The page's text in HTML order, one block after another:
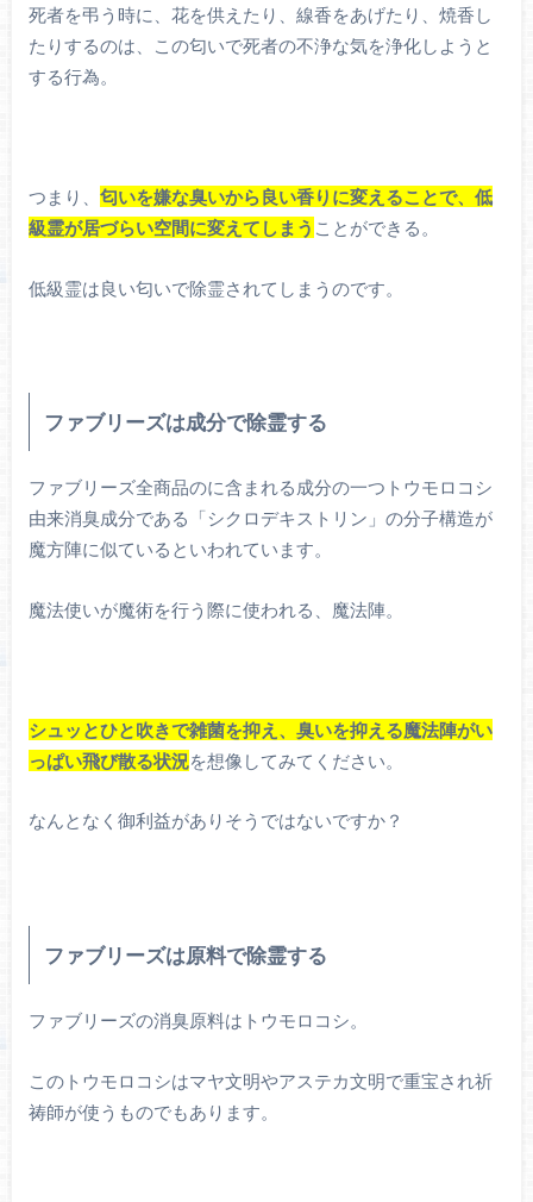
死者を弔う時に、花を供えたり、線香をあげたり、焼香し
たりするのは、この匂いで死者の不浄な気を浄化しようと
する行為。
つまり、 匂いを嫌な臭いから良い香りに変えることで、低
級霊が居づらい空間に変えてしまう ことができる。
低級霊は良い匂いで除霊されてしまうのです。
ファブリーズは成分で除霊する
ファブリーズ全商品のに含まれる成分の一つトウモロコシ
由来消臭成分である「シクロデキストリン」の分子構造が
魔方陣に似ているといわれています。
魔法使いが魔術を行う際に使われる、魔法陣。
シュッとひと吹きで雑菌を抑え、臭いを抑える魔法陣がい
っぱい飛び散る状況を想像してみてください。
なんとなく御利益がありそうではないですか？
ファブリーズは原料で除霊する
ファブリーズの消臭原料はトウモロコシ。
このトウモロコシはマヤ文明やアステカ文明で重宝され祈
祷師が使うものでもあります。